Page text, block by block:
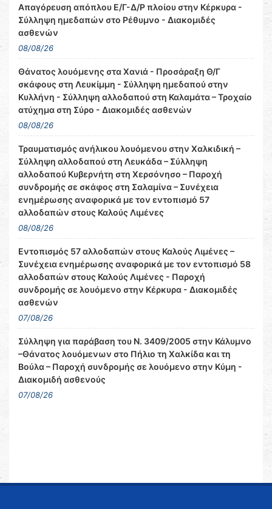
Απαγόρευση απόπλου Ε/Γ-Δ/Ρ πλοίου στην Κέρκυρα -
Σύλληψη ημεδαπών στο Ρέθυμνο - Διακομιδές
ασθενών
08/08/26
Θάνατος λουόμενης στα Χανιά - Προσάραξη Θ/Γ
σκάφους στη Λευκίμμη - Σύλληψη ημεδαπού στην
Κυλλήνη - Σύλληψη αλλοδαπού στη Καλαμάτα – Τροχαίο
ατύχημα στη Σύρο - Διακομιδές ασθενών
08/08/26
Τραυματισμός ανήλικου λουόμενου στην Χαλκιδική –
Σύλληψη αλλοδαπού στη Λευκάδα – Σύλληψη
αλλοδαπού Κυβερνήτη στη Χερσόνησο – Παροχή
συνδρομής σε σκάφος στη Σαλαμίνα – Συνέχεια
ενημέρωσης αναφορικά με τον εντοπισμό 57
αλλοδαπών στους Καλούς Λιμένες
08/08/26
Εντοπισμός 57 αλλοδαπών στους Καλούς Λιμένες –
Συνέχεια ενημέρωσης αναφορικά με τον εντοπισμό 58
αλλοδαπών στους Καλούς Λιμένες - Παροχή
συνδρομής σε λουόμενο στην Κέρκυρα - Διακομιδές
ασθενών
07/08/26
Σύλληψη για παράβαση του Ν. 3409/2005 στην Κάλυμνο
–Θάνατος λουόμενων στο Πήλιο τη Χαλκίδα και τη
Βούλα – Παροχή συνδρομής σε λουόμενο στην Κύμη -
Διακομιδή ασθενούς
07/08/26